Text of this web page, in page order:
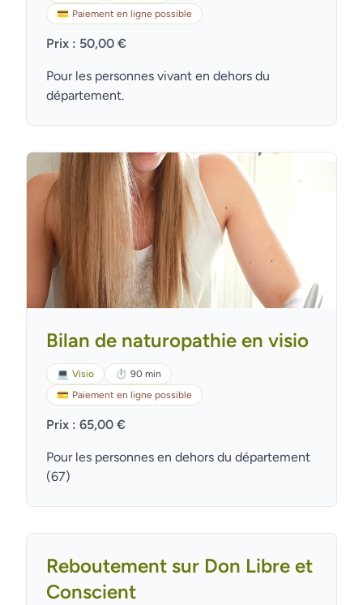
💳 Paiement en ligne possible
Prix : 50,00 €
Pour les personnes vivant en dehors du
département.
Bilan de naturopathie en visio
💻 Visio ⏱ 90 min
💳 Paiement en ligne possible
Prix : 65,00 €
Pour les personnes en dehors du département
(67)
Reboutement sur Don Libre et
Conscient